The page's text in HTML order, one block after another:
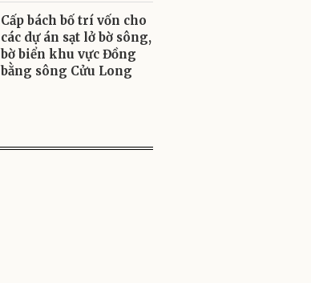
Cấp bách bố trí vốn cho
các dự án sạt lở bờ sông,
bờ biển khu vực Đồng
bằng sông Cửu Long